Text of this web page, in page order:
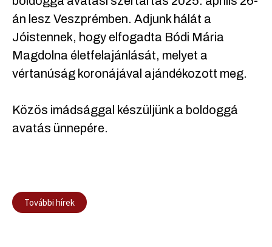
án lesz Veszprémben. Adjunk hálát a
Jóistennek, hogy elfogadta Bódi Mária
Magdolna életfelajánlását, melyet a
vértanúság koronájával ajándékozott meg.
Közös imádsággal készüljünk a boldoggá
avatás ünnepére.
További hírek